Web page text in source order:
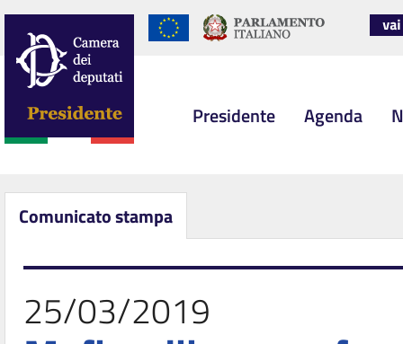
Presidente Agenda
Comunicato stampa
25/03/2019